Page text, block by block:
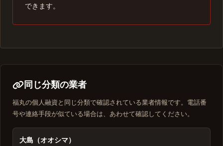
できます。
同じ分類の業者
福丸の個人融資と同じ分類で確認されている業者情報です。電話番
号や連絡手段が似ている場合は、あわせて確認してください。
大島（オオシマ）